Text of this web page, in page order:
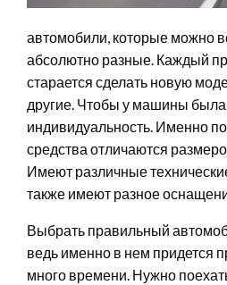
автомобили, которые можно
абсолютно разные. Каждый
старается сделать новую
другие. Чтобы у машины была
индивидуальность. Именно
средства отличаются
Имеют различные
также имеют разное
Выбрать правильный
ведь именно в нем придется
много времени. Нужно